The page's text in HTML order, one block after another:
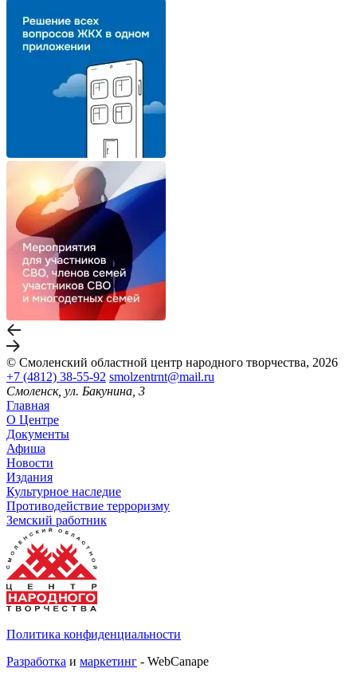
© Смоленский областной центр народного творчества, 2026
+7 (4812) 38-55-92 smolzentrnt@mail.ru
Смоленск, ул. Бакунина, 3
Главная
О Центре
Документы
Афиша
Новости
Издания
Культурное наследие
Противодействие терроризму
Земский работник
Политика конфиденциальности
Разработка и маркетинг - WebCanape